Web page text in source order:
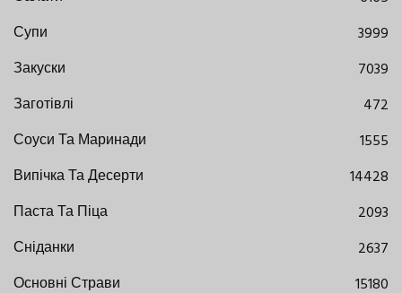
Супи
3999
Закуски
7039
Заготівлі
472
Соуси Та Маринади
1555
Випічка Та Десерти
14428
Паста Та Піца
2093
Сніданки
2637
Основні Страви
15180